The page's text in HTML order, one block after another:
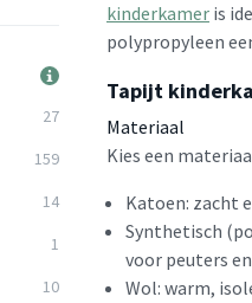
27
159
14
1
10
kinderkamer is
polypropyleen
Tapijt
Materiaal
Kies een
Katoen: zacht
Synthetisch
voor peuters
Wol: warm,